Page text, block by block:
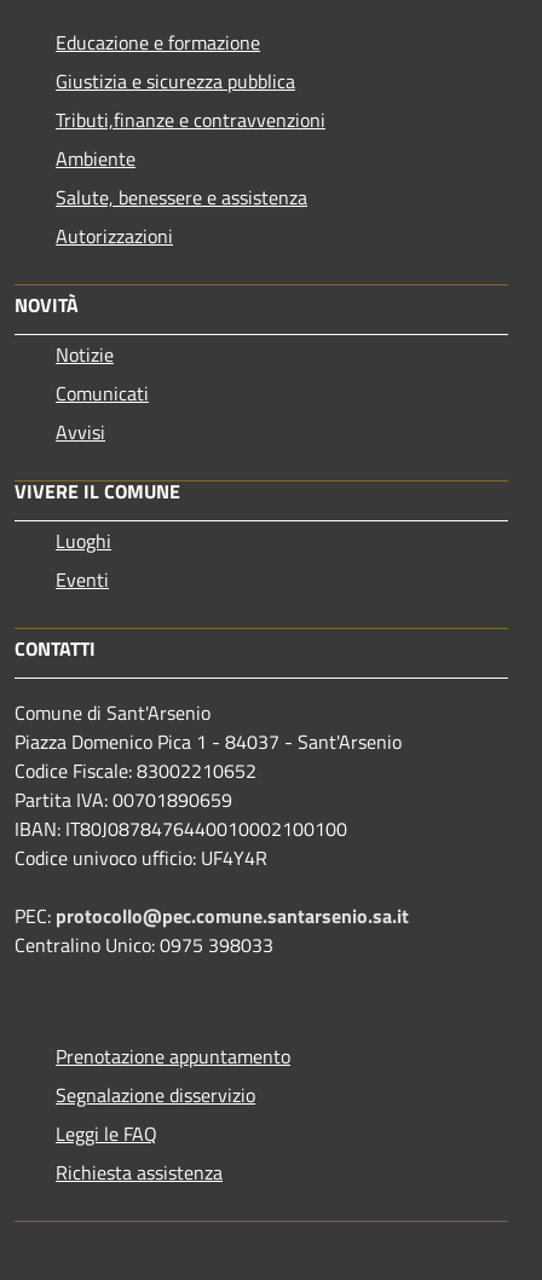
Educazione e formazione
Giustizia e sicurezza pubblica
Tributi,finanze e contravvenzioni
Ambiente
Salute, benessere e assistenza
Autorizzazioni
NOVITÀ
Notizie
Comunicati
Avvisi
VIVERE IL COMUNE
Luoghi
Eventi
CONTATTI
Comune di Sant'Arsenio
Piazza Domenico Pica 1 - 84037 - Sant'Arsenio
Codice Fiscale: 83002210652
Partita IVA: 00701890659
IBAN: IT80J0878476440010002100100
Codice univoco ufficio: UF4Y4R
PEC: protocollo@pec.comune.santarsenio.sa.it
Centralino Unico: 0975 398033
Prenotazione appuntamento
Segnalazione disservizio
Leggi le FAQ
Richiesta assistenza